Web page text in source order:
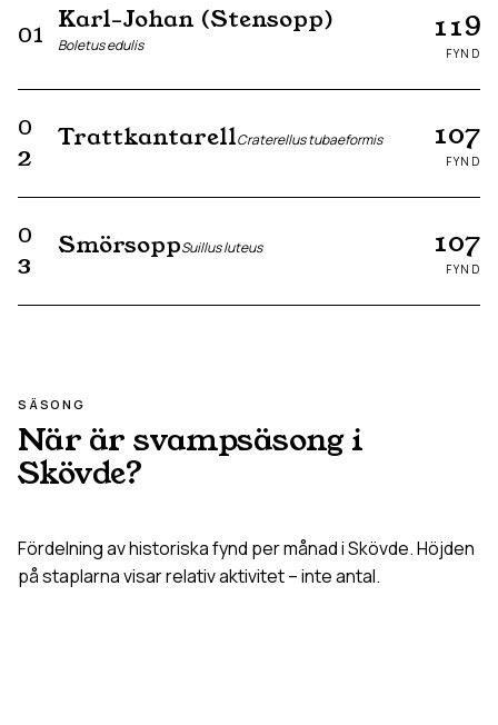
01
Karl-Johan (Stensopp)
Boletus edulis 119
FYND
0
2
TrattkantarellCraterellus tubaeformis 107
FYND
0
3
SmörsoppSuillus luteus 107
FYND
SÄSONG
När är svampsäsong i
Skövde?
Fördelning av historiska fynd per månad iSkövde. Höjden
på staplarna visar relativ aktivitet – inte antal.